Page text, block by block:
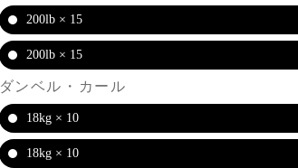
200lb × 15
200lb × 15
ダンベル・カール
18kg × 10
18kg × 10